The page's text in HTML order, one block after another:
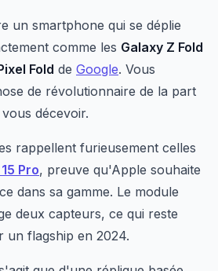
un smartphone qui se déplie
comme les Galaxy Z Fold
Fold de Google. Vous
de révolutionnaire de la part
décevoir.
rappellent furieusement celles
Pro, preuve qu'Apple souhaite
dans sa gamme. Le module
deux capteurs, ce qui reste
un flagship en 2024.